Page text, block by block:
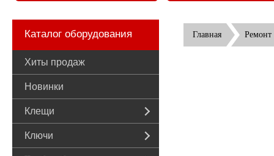
Каталог оборудования
Хиты продаж
Новинки
Клещи
Ключи
Главная Ремонт